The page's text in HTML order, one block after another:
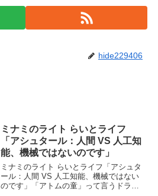
hide229406
ミナミのライト らいとライフ
「アシュタール：人間 VS 人工知
能、機械ではないのです」
ミナミのライト らいとライフ「アシュタ
ール：人間 VS 人工知能、機械ではない
のです」「アトムの童」って言うドラマ